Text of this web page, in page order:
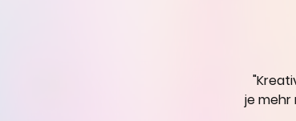
je mehr